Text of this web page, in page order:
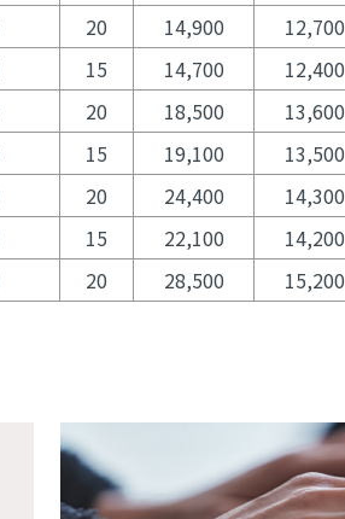
20 14,900
12,700
15 14,700
12,400
20 18,500
13,600
15 19,100
13,500
20 24,400
14,300
15 22,100
14,200
20 28,500 15,200